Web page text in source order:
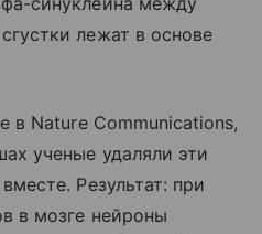
лежат в основе
в Nature Communications,
ученые удаляли эти
Результат: при
в мозге нейроны